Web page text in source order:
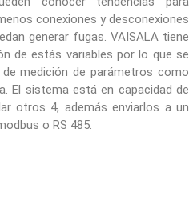
conexiones y desconexiones
generar fugas. VAISALA tiene
de estás variables por lo que se
medición de parámetros como
El sistema está en capacidad de
otros 4, además enviarlos a un
o RS 485.